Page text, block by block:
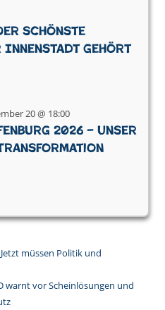
schönste
Innenstadt gehört
20 @ 18:00
2026 – Unser
müssen Politik und
warnt vor Scheinlösungen und